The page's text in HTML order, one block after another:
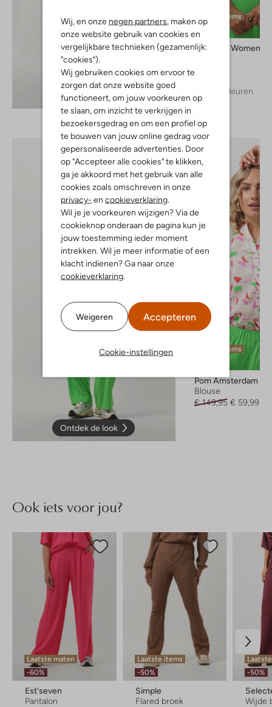
Wij, en onze negen partners, maken op
onze website gebruik van cookies en
vergelijkbare technieken (gezamenlijk:
"cookies").
Wij gebruiken cookies om ervoor te
zorgen dat onze website goed
functioneert, om jouw voorkeuren op
te slaan, om inzicht te verkrijgen in
bezoekersgedrag en om een profiel op
te bouwen van jouw online gedrag voor
gepersonaliseerde advertenties. Door
op "Accepteer alle cookies" te klikken,
ga je akkoord met het gebruik van alle
cookies zoals omschreven in onze
privacy- en cookieverklaring.
Wil je je voorkeuren wijzigen? Via de
cookieknop onderaan de pagina kun je
jouw toestemming ieder moment
intrekken. Wil je meer informatie of een
klacht indienen? Ga naar onze
cookieverklaring.
Weigeren Accepteren
Cookie-instellingen
Ontdek de look
Laatste items
Selected Women
€ 59,95
+ meer kleuren
Ontdek de look
Laatste items
Pom Amsterdam
Blouse
€ 149,95 € 59,99
Ook iets voor jou?
Laatste maten
-60%
Est'seven
Pantalon
Laatste items
-50%
Simple
Flared broek
-50%
Wijde